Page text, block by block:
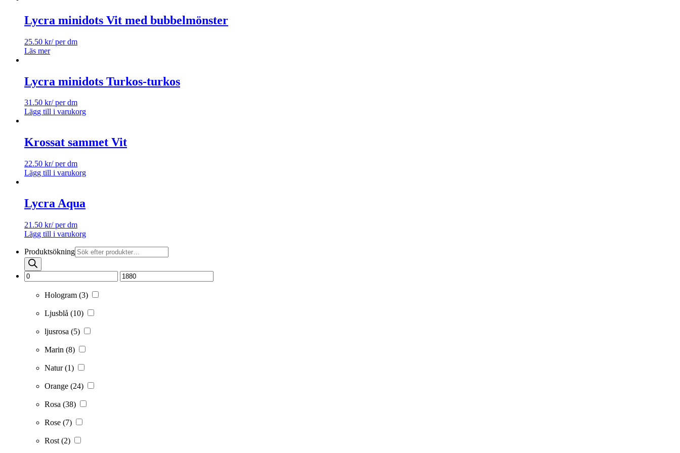
Lycra minidots Vit med bubbelmönster
25.50 kr/ per dm
Läs mer
Lycra minidots Turkos-turkos
31.50 kr/ per dm
Lägg till i varukorg
Krossat sammet Vit
22.50 kr/ per dm
Lägg till i varukorg
Lycra Aqua
21.50 kr/ per dm
Lägg till i varukorg
Produktsökning
Hologram (3)
Ljusblå (10)
ljusrosa (5)
Marin (8)
Natur(1)
Orange (24)
Rosa (38)
Rose (7)
Rost (2)